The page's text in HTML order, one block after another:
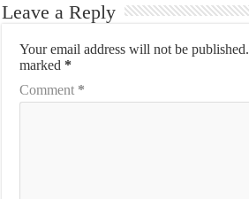
Leave a Reply
Your email address will not be published.
marked *
Comment *